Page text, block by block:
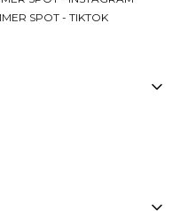
SPOT - TIKTOK